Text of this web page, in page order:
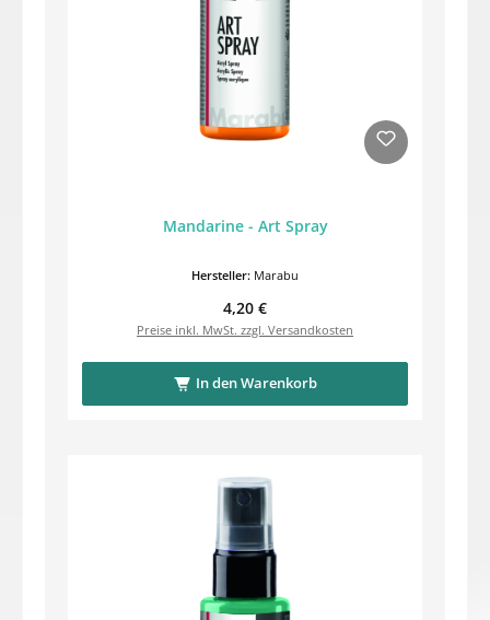
Mandarine - Art Spray
Hersteller: Marabu
Regulärer Preis:
4,20 €
Preise inkl. MwSt. zzgl. Versandkosten
In den Warenkorb